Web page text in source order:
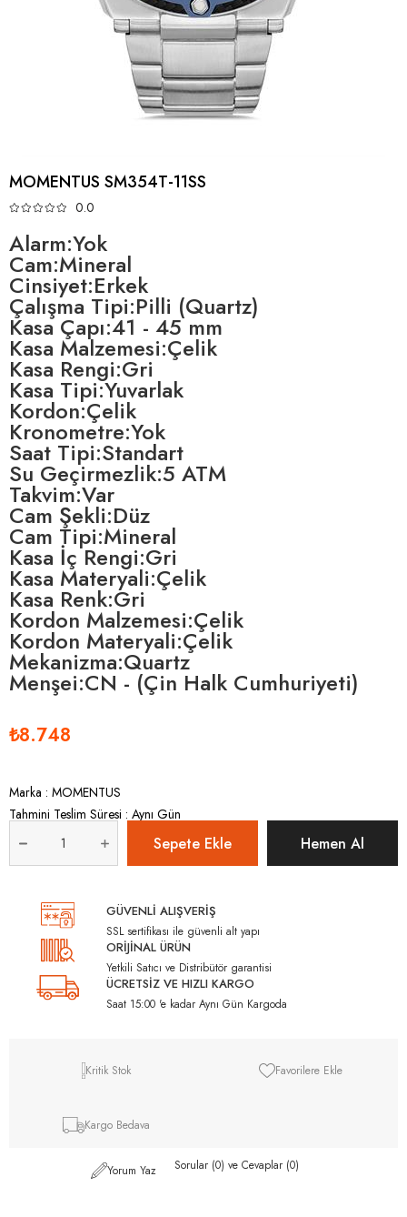
MOMENTUS SM354T-11SS
0.0
Alarm:Yok
Cam:Mineral
Cinsiyet:Erkek
Çalışma Tipi:Pilli (Quartz)
Kasa Çapı:41 - 45 mm
Kasa Malzemesi:Çelik
Kasa Rengi:Gri
Kasa Tipi:Yuvarlak
Kordon:Çelik
Kronometre:Yok
Saat Tipi:Standart
Su Geçirmezlik:5 ATM
Takvim:Var
Cam Şekli:Düz
Cam Tipi:Mineral
Kasa İç Rengi:Gri
Kasa Materyali:Çelik
Kasa Renk:Gri
Kordon Malzemesi:Çelik
Kordon Materyali:Çelik
Mekanizma:Quartz
Menşei:CN - (Çin Halk Cumhuriyeti)
₺8.748
Marka : MOMENTUS
Tahmini Teslim Süresi : Aynı Gün
GÜVENLİ ALIŞVERİŞ
SSL sertifikası ile güvenli alt yapı
ORİJİNAL ÜRÜN
Yetkili Satıcı ve Distribütör garantisi
ÜCRETSİZ VE HIZLI KARGO
Saat 15:00 'e kadar Aynı Gün Kargoda
Kritik Stok Favorilere Ekle
Kargo Bedava
Yorum Yaz Sorular (0) ve Cevaplar (0)